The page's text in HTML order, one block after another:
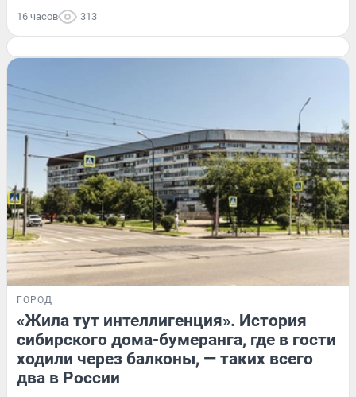
16 часов 313
ГОРОД
«Жила тут интеллигенция». История
сибирского дома-бумеранга, где в гости
ходили через балконы, — таких всего
два в России